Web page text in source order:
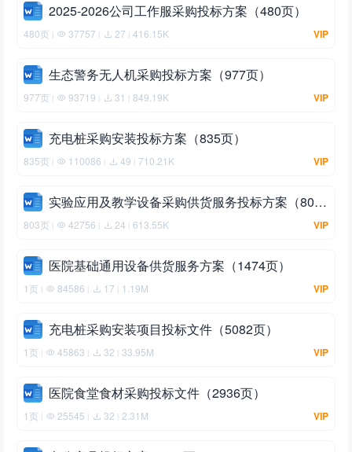
2025-2026公司工作服采购投标方案（480页）
480页 | 37757 | 27 | 416.15K VIP
生态警务无人机采购投标方案（977页）
977页 | 93719 | 31 | 849.19K VIP
充电桩采购安装投标方案（835页）
835页 | 110086 | 49 | 710.21K VIP
实验应用及教学设备采购供货服务投标方案（803页）
803页 | 42756 | 24 | 613.55K VIP
医院基础通用设备供货服务方案（1474页）
1页 | 84586 | 17 | 1.19M VIP
充电桩采购安装项目投标文件（5082页）
1页 | 45863 | 32 | 33.95M VIP
医院食堂食材采购投标文件（2936页）
1页 | 25545 | 32 | 2.31M VIP